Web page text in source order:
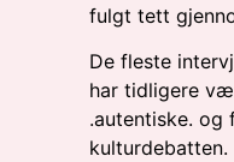
fulgt tett
De fleste
har tidligere
.autentiske. og